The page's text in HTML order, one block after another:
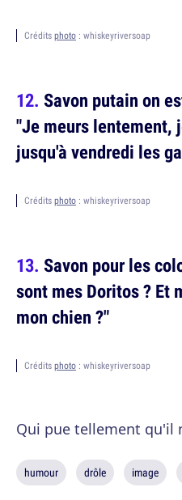
Crédits photo : whiskeyriversoap
Savon putain on
"Je meurs lentement,
jusqu'à vendredi les
Crédits photo : whiskeyriversoap
Savon pour les
sont mes Doritos ? Et
mon chien ?"
Crédits photo : whiskeyriversoap
Qui pue tellement qu'il
humour drôle image